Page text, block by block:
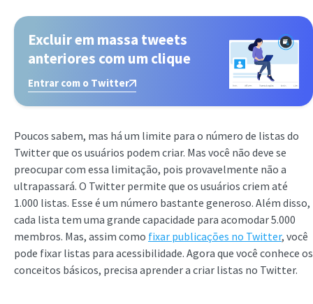
Excluir em massa tweets
anteriores com um clique
Entrar com o Twitter
Poucos sabem, mas há um limite para o número de listas do
Twitter que os usuários podem criar. Mas você não deve se
preocupar com essa limitação, pois provavelmente não a
ultrapassará. O Twitter permite que os usuários criem até
1.000 listas. Esse é um número bastante generoso. Além disso,
cada lista tem uma grande capacidade para acomodar 5.000
membros. Mas, assim como fixar publicações no Twitter, você
pode fixar listas para acessibilidade. Agora que você conhece os
conceitos básicos, precisa aprender a criar listas no Twitter.